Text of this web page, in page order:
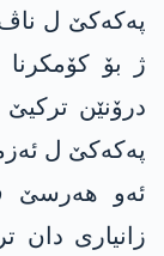
پەکەکێ ل
ژ بۆ کۆمکرنا
پەکەکێ ل
ئەو ھەرسێ
زانیاری دان